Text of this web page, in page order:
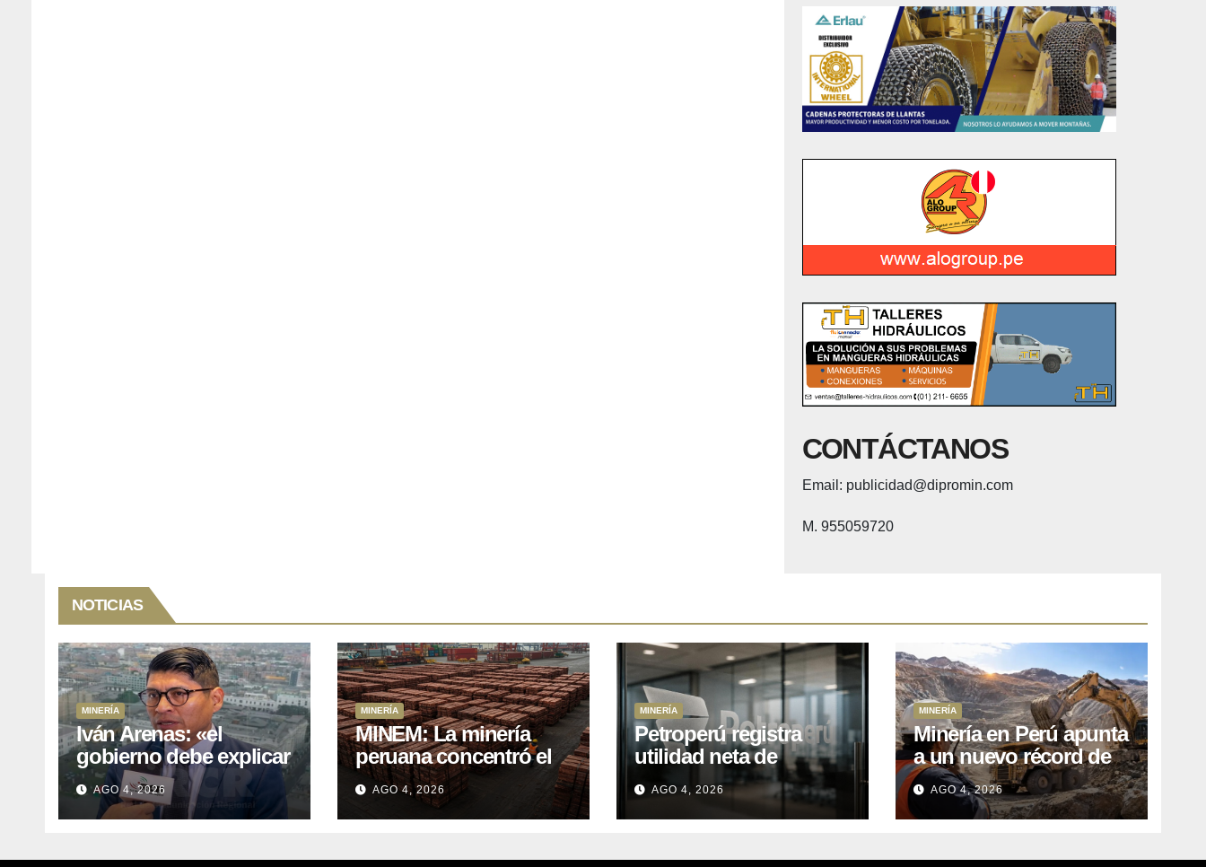
CONTÁCTANOS
Email: publicidad@dipromin.com
M. 955059720
NOTICIAS
MINERÍA
Iván Arenas: «el
gobierno debe explicar
a Cajamarca que tiene
US$ 16 mil millones en
proyectos mineros
AGO 4, 2026
MINERÍA
MINEM: La minería
peruana concentró el
76.1% del total de las
exportaciones
nacionales entre enero
AGO 4, 2026
MINERÍA
Petroperú registra
utilidad neta de
US$121 millones al
cierre del primer
semestre 2026
AGO 4, 2026
MINERÍA
Minería en Perú apunta
a un nuevo récord de
inversiones: crecen los
petitorios y el FMI insta
a destrabar proyectos
AGO 4, 2026